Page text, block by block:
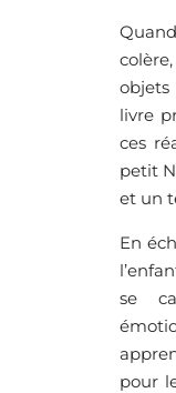
livre
ces
petit
et un
En
se
pour